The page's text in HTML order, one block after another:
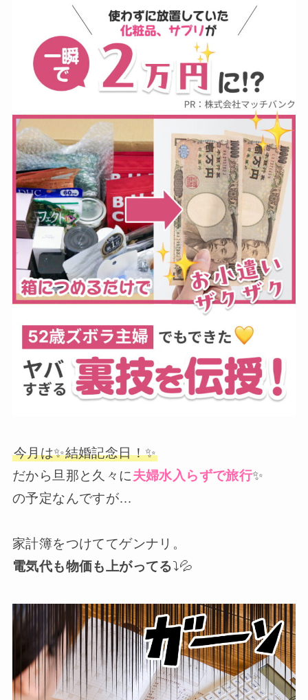
今月は✨結婚記念日！✨
だから旦那と久々に夫婦水入らずで旅行✨
の予定なんですが…
家計簿をつけててゲンナリ。
電気代も物価も上がってる⤵💦